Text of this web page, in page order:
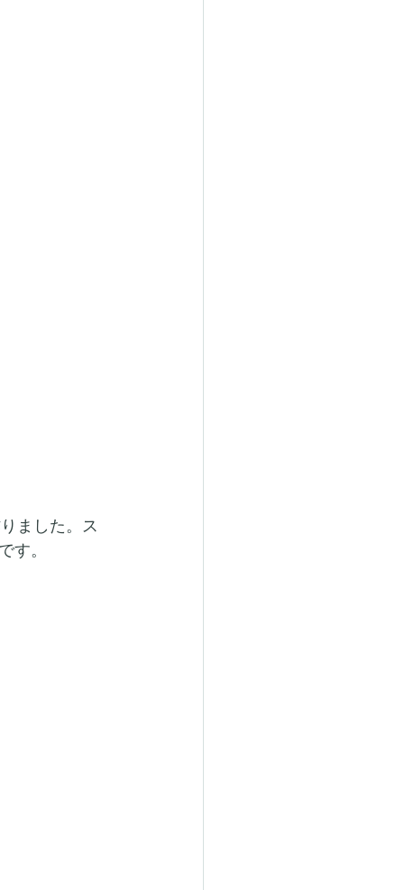
ました。ス
す。